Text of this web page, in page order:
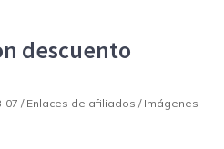
descuento
/ Enlaces de afiliados / Imágenes